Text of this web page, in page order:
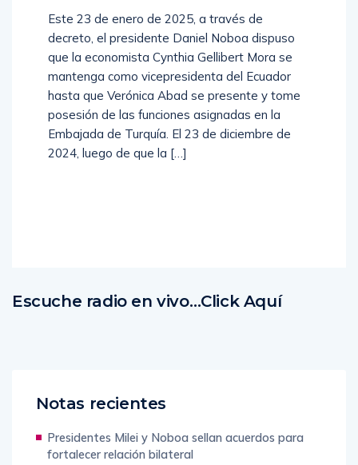
Este 23 de enero de 2025, a través de
decreto, el presidente Daniel Noboa dispuso
que la economista Cynthia Gellibert Mora se
mantenga como vicepresidenta del Ecuador
hasta que Verónica Abad se presente y tome
posesión de las funciones asignadas en la
Embajada de Turquía. El 23 de diciembre de
2024, luego de que la […]
Escuche radio en vivo…Click Aquí
Notas recientes
Presidentes Milei y Noboa sellan acuerdos para
fortalecer relación bilateral